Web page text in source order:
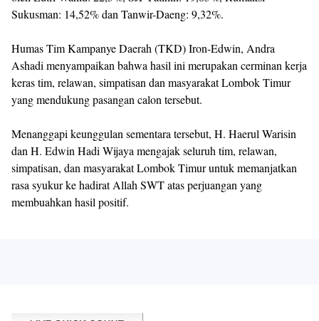
Sukusman: 14,52% dan Tanwir-Daeng: 9,32%.
Humas Tim Kampanye Daerah (TKD) Iron-Edwin, Andra
Ashadi menyampaikan bahwa hasil ini merupakan cerminan kerja
keras tim, relawan, simpatisan dan masyarakat Lombok Timur
yang mendukung pasangan calon tersebut.
Menanggapi keunggulan sementara tersebut, H. Haerul Warisin
dan H. Edwin Hadi Wijaya mengajak seluruh tim, relawan,
simpatisan, dan masyarakat Lombok Timur untuk memanjatkan
rasa syukur ke hadirat Allah SWT atas perjuangan yang
membuahkan hasil positif.